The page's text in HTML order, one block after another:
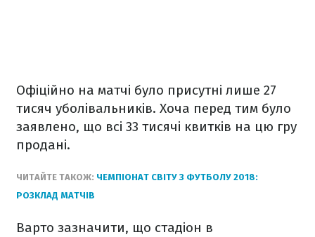
Офіційно на матчі було присутні лише 27
тисяч уболівальників. Хоча перед тим було
заявлено, що всі 33 тисячі квитків на цю гру
продані.
ЧИТАЙТЕ ТАКОЖ: ЧЕМПІОНАТ СВІТУ З ФУТБОЛУ 2018:
РОЗКЛАД МАТЧІВ
Варто зазначити, що стадіон в